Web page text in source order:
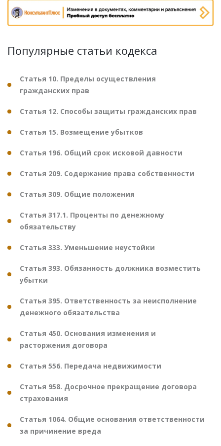
Популярные статьи кодекса
Статья 10. Пределы осуществления
гражданских прав
Статья 12. Способы защиты гражданских прав
Статья 15. Возмещение убытков
Статья 196. Общий срок исковой давности
Статья 209. Содержание права собственности
Статья 309. Общие положения
Статья 317.1. Проценты по денежному
обязательству
Статья 333. Уменьшение неустойки
Статья 393. Обязанность должника возместить
убытки
Статья 395. Ответственность за неисполнение
денежного обязательства
Статья 450. Основания изменения и
расторжения договора
Статья 556. Передача недвижимости
Статья 958. Досрочное прекращение договора
страхования
Статья 1064. Общие основания ответственности
за причинение вреда